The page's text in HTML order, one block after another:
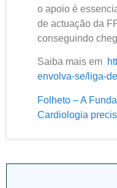
o apoio é
de actuação da
conseguindo
Saiba mais em
envolva-se/liga-
Folheto – A
Cardiologia